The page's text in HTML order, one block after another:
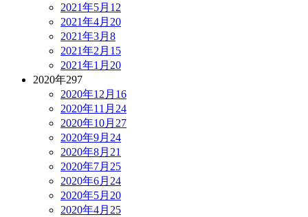
2021年5月 12
2021年4月 20
2021年3月 8
2021年2月 15
2021年1月 20
2020年297
2020年12月 16
2020年11月 24
2020年10月 27
2020年9月 24
2020年8月 21
2020年7月 25
2020年6月 24
2020年5月 20
2020年4月 25